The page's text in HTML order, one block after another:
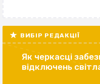
ВИБІР РЕДАКЦІЇ
Як черкасці
відключень